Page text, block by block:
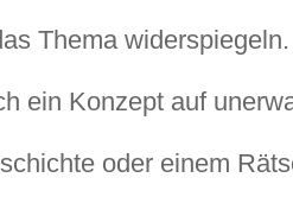
Thema
ein Konzept auf
oder einem